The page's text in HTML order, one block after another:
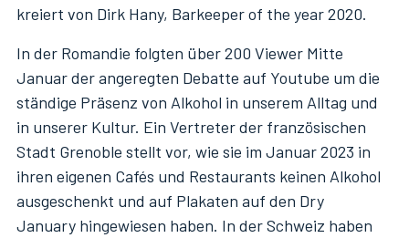
kreiert von Dirk Hany, Barkeeper of the year 2020.
In der Romandie folgten über 200 Viewer Mitte
Januar der angeregten Debatte auf Youtube um die
ständige Präsenz von Alkohol in unserem Alltag und
in unserer Kultur. Ein Vertreter der französischen
Stadt Grenoble stellt vor, wie sie im Januar 2023 in
ihren eigenen Cafés und Restaurants keinen Alkohol
ausgeschenkt und auf Plakaten auf den Dry
January hingewiesen haben. In der Schweiz haben